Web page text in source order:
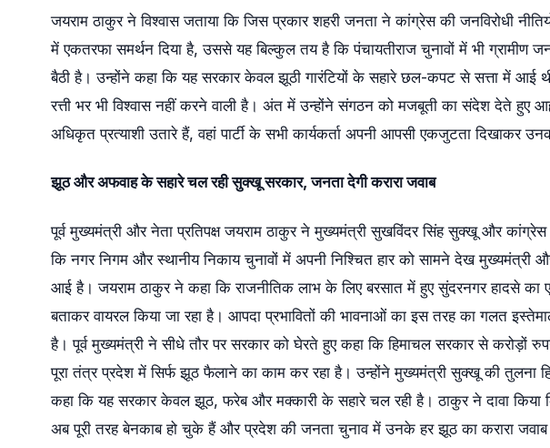
जयराम ठाकुर ने विश्वास जताया कि जिस प्रकार शहरी जनता ने कांग्रेस की जनविरोधी
में एकतरफा समर्थन दिया है, उससे यह बिल्कुल तय है कि पंचायतीराज चुनावों में भी
बैठी है। उन्होंने कहा कि यह सरकार केवल झूठी गारंटियों के सहारे छल-कपट से सत्ता में आई
रत्ती भर भी विश्वास नहीं करने वाली है। अंत में उन्होंने संगठन को मजबूती का संदेश देते हुए
अधिकृत प्रत्याशी उतारे हैं, वहां पार्टी के सभी कार्यकर्ता अपनी आपसी एकजुटता दिखाकर
झूठ और अफवाह के सहारे चल रही सुक्खू सरकार, जनता देगी करारा जवाब
पूर्व मुख्यमंत्री और नेता प्रतिपक्ष जयराम ठाकुर ने मुख्यमंत्री सुखविंदर सिंह सुक्खू और कांग्रेस
कि नगर निगम और स्थानीय निकाय चुनावों में अपनी निश्चित हार को सामने देख मुख्यमंत्री
आई है। जयराम ठाकुर ने कहा कि राजनीतिक लाभ के लिए बरसात में हुए सुंदरनगर हादसे का एक
बताकर वायरल किया जा रहा है। आपदा प्रभावितों की भावनाओं का इस तरह का गलत
है। पूर्व मुख्यमंत्री ने सीधे तौर पर सरकार को घेरते हुए कहा कि हिमाचल सरकार से करोड़ों
पूरा तंत्र प्रदेश में सिर्फ झूठ फैलाने का काम कर रहा है। उन्होंने मुख्यमंत्री सुक्खू की तुलना
कहा कि यह सरकार केवल झूठ, फरेब और मक्कारी के सहारे चल रही है। ठाकुर ने दावा
अब पूरी तरह बेनकाब हो चुके हैं और प्रदेश की जनता चुनाव में उनके हर झूठ का करारा जवाब